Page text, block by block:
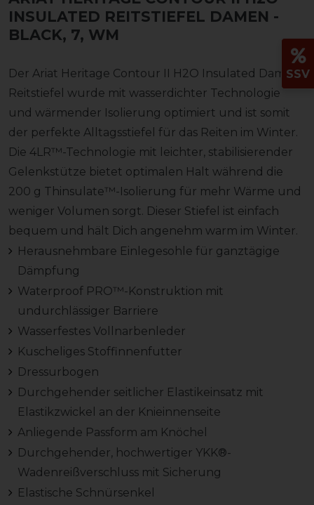
INSULATED REITSTIEFEL DAMEN -
BLACK, 7, WM
Der Ariat Heritage Contour II H2O Insulated Damen
Reitstiefel wurde mit wasserdichter Technologie
und wärmender Isolierung optimiert und ist somit
der perfekte Alltagsstiefel für das Reiten im Winter.
Die 4LR™-Technologie mit leichter, stabilisierender
Gelenkstütze bietet optimalen Halt während die
200 g Thinsulate™-Isolierung für mehr Wärme und
weniger Volumen sorgt. Dieser Stiefel ist einfach
bequem und hält Dich angenehm warm im Winter.
Herausnehmbare Einlegesohle für ganztägige
Dämpfung
Waterproof PRO™-Konstruktion mit
undurchlässiger Barriere
Wasserfestes Vollnarbenleder
Kuscheliges Stoffinnenfutter
Dressurbogen
Durchgehender seitlicher Elastikeinsatz mit
Elastikzwickel an der Knieinnenseite
Anliegende Passform am Knöchel
Durchgehender, hochwertiger YKK®-
Wadenreißverschluss mit Sicherung
Elastische Schnürsenkel
SSV